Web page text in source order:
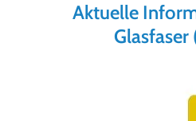
Aktuelle
Glasfaser